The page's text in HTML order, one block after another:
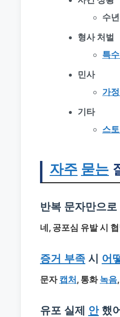
수
형사 처벌
특
민사
가
기타
스
자주 묻는
반복 문자만으
네, 공포심 유발 시
증거 부족 시 어
문자캡처 , 통화녹음
유포 실제 안했